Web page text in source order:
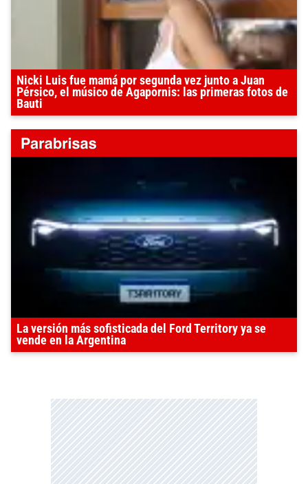
Nicki Luis fue mamá por segunda vez junto a Juan
Pérsico, el músico de Agapornis: las primeras fotos de
Bauti
La versión más sofisticada del Ford Territory ya se
vende en la Argentina